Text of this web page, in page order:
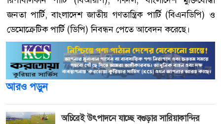
জনতা পার্টি, বাংলাদেশ জাতীয় গণতান্ত্রিক পার্টি (বিএনডিপি) ও
ডেমোক্রেটিক পার্টি (ডিপি) নিবন্ধন পেতে আবেদন করেছে।
আরও পড়ুন
অচিরেই উৎপাদনে যাচ্ছে বগুড়ার সারিয়াকান্দির